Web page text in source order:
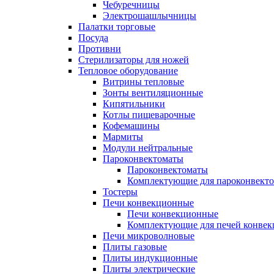
Чебуречницы
Электрошашлычницы
Палатки торговые
Посуда
Противни
Стерилизаторы для ножей
Тепловое оборудование
Витрины тепловые
Зонты вентиляционные
Кипятильники
Котлы пищеварочные
Кофемашины
Мармиты
Модули нейтральные
Пароконвектоматы
Пароконвектоматы
Комплектующие для
Тостеры
Печи конвекционные
Печи конвекционные
Комплектующие для печей
Печи микроволновые
Плиты газовые
Плиты индукционные
Плиты электрические